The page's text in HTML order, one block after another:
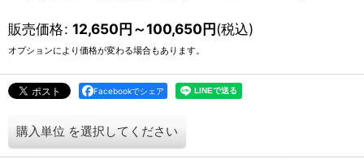
販売価格: 12,650円～100,650円(税込)
オプションにより価格が変わる場合もあります。
Facebookでシェア
購入単位 を選択してください